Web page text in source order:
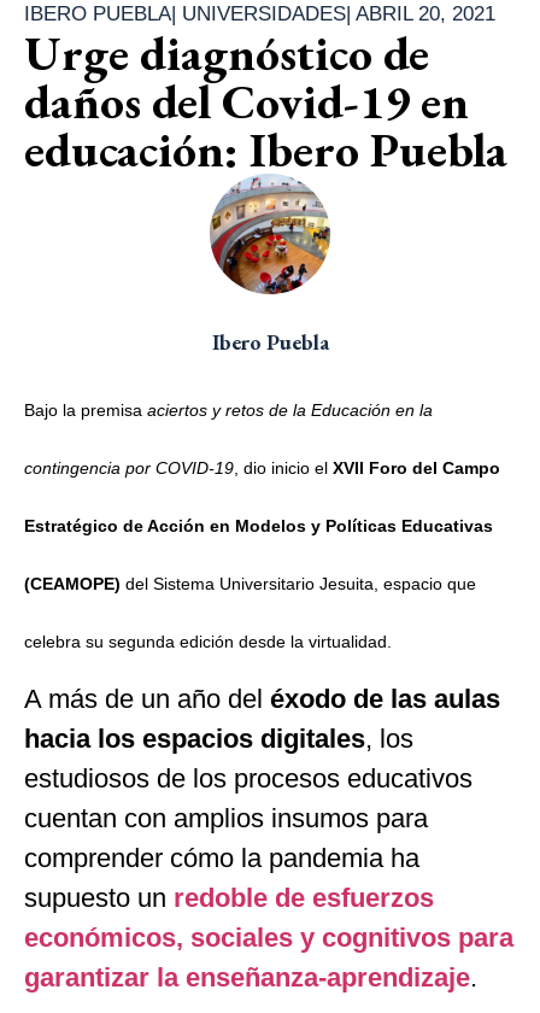
IBERO PUEBLA| UNIVERSIDADES| ABRIL 20, 2021
Urge diagnóstico de
daños del Covid-19 en
educación: Ibero Puebla
Ibero Puebla
Bajo la premisa aciertos y retos de la Educación en la
contingencia por COVID-19 , dio inicio el XVII Foro del Campo
Estratégico de Acción en Modelos y Políticas Educativas
(CEAMOPE) del Sistema Universitario Jesuita, espacio que
celebra su segunda edición desde la virtualidad.
A más de un año del éxodo de las aulas
hacia los espacios digitales, los
estudiosos de los procesos educativos
cuentan con amplios insumos para
comprender cómo la pandemia ha
supuesto un redoble de esfuerzos
económicos, sociales y cognitivos para
garantizar la enseñanza-aprendizaje.